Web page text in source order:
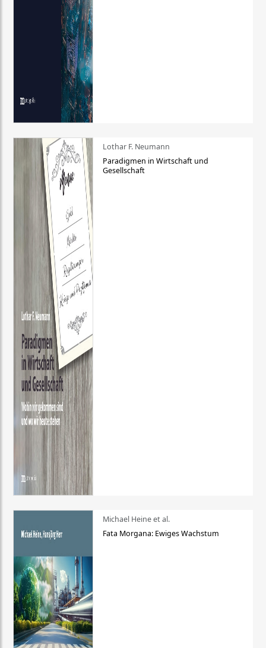
Lothar F. Neumann
Paradigmen in Wirtschaft und
Gesellschaft
Michael Heine et al.
Fata Morgana: Ewiges Wachstum